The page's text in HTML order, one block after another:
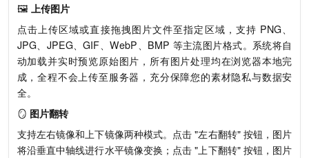
🖼️ 上传图片
点击上传区域或直接拖拽图片文件至指定区域，支持 PNG、
JPG、JPEG、GIF、WebP、BMP 等主流图片格式。系统将自
动加载并实时预览原始图片，所有图片处理均在浏览器本地完
成，全程不会上传至服务器，充分保障您的素材隐私与数据安
全。
🪞 图片翻转
支持左右镜像和上下镜像两种模式。点击 "左右翻转" 按钮，图片
将沿垂直中轴线进行水平镜像变换；点击 "上下翻转" 按钮，图片